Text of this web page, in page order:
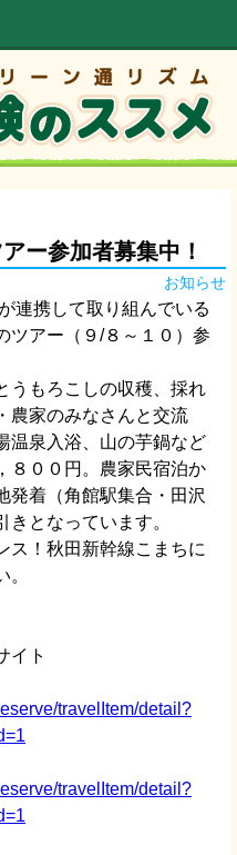
ー参加者募集中！
お知らせ
連携して取り組んでいる
ツアー（９/８～１０）参
もろこしの収穫、採れ
農家のみなさんと交流
温泉入浴、山の芋鍋など
８００円。農家民宿泊か
発着（角館駅集合・田沢
となっています。
！秋田新幹線こまちに
イト
travelItem/detail?
travelItem/detail?